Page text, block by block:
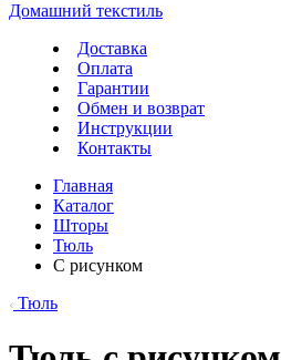
Домашний текстиль
Доставка
Оплата
Гарантии
Обмен и возврат
Инструкции
Контакты
Главная
Каталог
Шторы
Тюль
С рисунком
Тюль